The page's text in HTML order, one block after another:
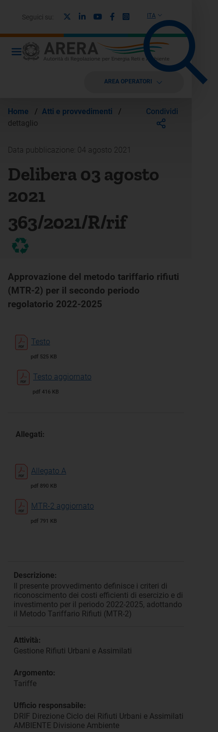
ITA
Seguici su: LinkedinYoutubeFacebook
Instagram
AREA OPERATORI
Home / Atti e provvedimenti
/
dettaglio
Condividi
Data pubblicazione: 04 agosto 2021
Delibera 03 agosto
2021
363/2021/R/rif
Approvazione del metodo tariffario rifiuti
(MTR-2) per il secondo periodo
regolatorio 2022-2025
Testo
pdf 525 KB
Testo aggiornato
pdf 416 KB
Allegati:
Allegato A
pdf 890 KB
MTR-2 aggiornato
pdf 791 KB
Descrizione:
Il presente provvedimento definisce i criteri di
riconoscimento dei costi efficienti di esercizio e di
investimento per il periodo 2022-2025, adottando
il Metodo Tariffario Rifiuti (MTR-2)
Attività:
Gestione Rifiuti Urbani e Assimilati
Argomento:
Tariffe
Ufficio responsabile:
DRIF Direzione Ciclo dei Rifiuti Urbani e Assimilati
AMBIENTE Divisione Ambiente